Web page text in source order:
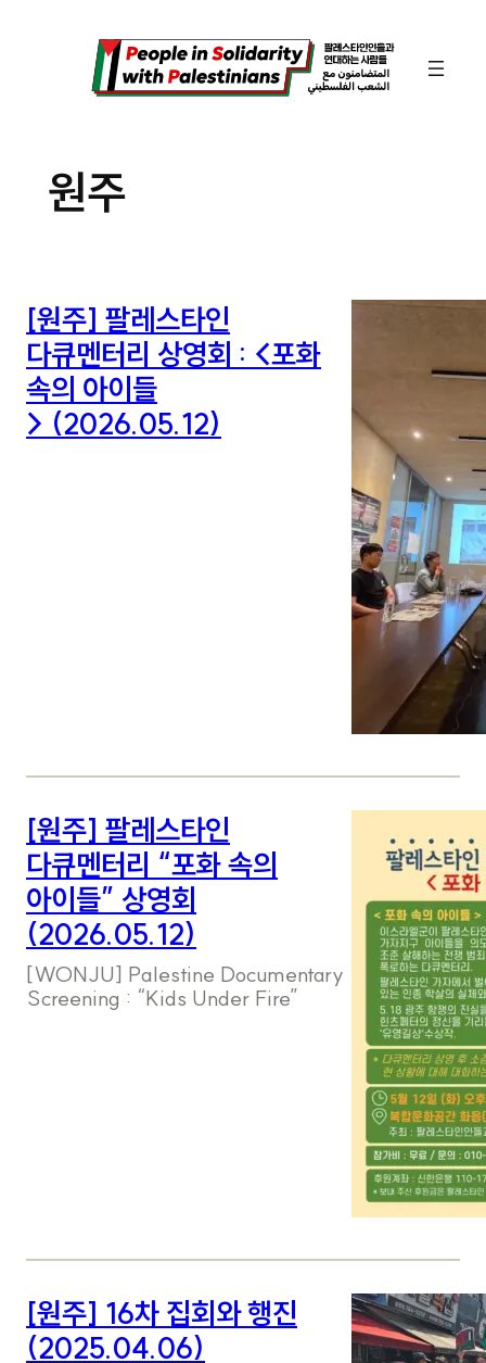
원주
[원주] 팔레스타인
다큐멘터리 상영회 : <포화
속의 아이들
> (2026.05.12)
[원주] 팔레스타인
다큐멘터리 “포화 속의
아이들” 상영회
(2026.05.12)
[WONJU] Palestine Documentary
Screening : “Kids Under Fire”
[원주] 16차 집회와 행진
(2025.04.06)